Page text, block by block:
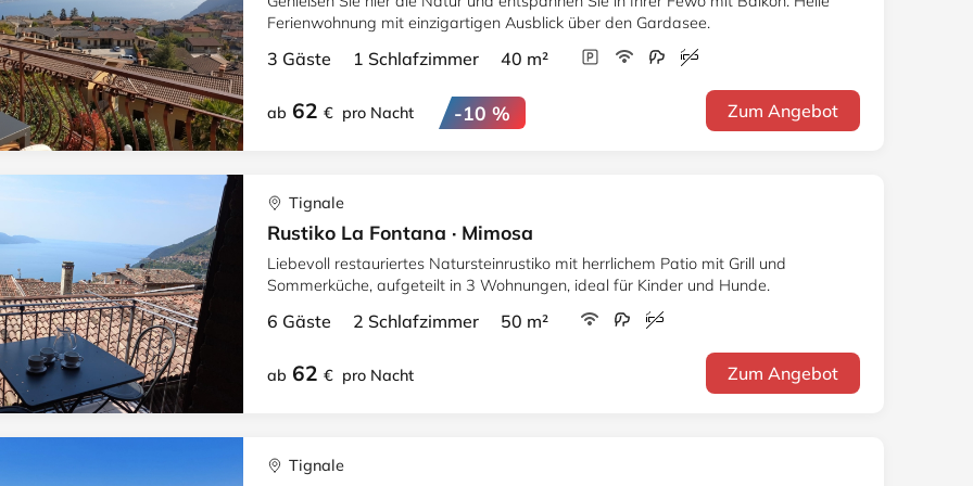
-10 %
Ferienwohnung mit einzigartigen Ausblick über den Gardasee.
3 Gäste 1 Schlafzimmer 40 m²
ab 62 € pro Nacht Zum Angebot
Tignale
Rustiko La Fontana · Mimosa
Liebevoll restauriertes Natursteinrustiko mit herrlichem Patio mit Grill und
Sommerküche, aufgeteilt in 3 Wohnungen, ideal für Kinder und Hunde.
6 Gäste 2 Schlafzimmer 50 m²
ab 62 € pro Nacht Zum Angebot
Tignale